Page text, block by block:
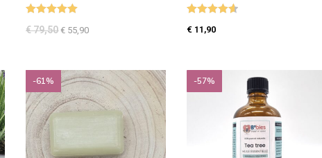
€79,50 € 55,90 € 11,90
-61% -57%